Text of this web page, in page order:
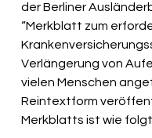
der Berliner
“Merkblatt zum
Verlängerung von
vielen Menschen
Reintextform
Merkblatts ist wie